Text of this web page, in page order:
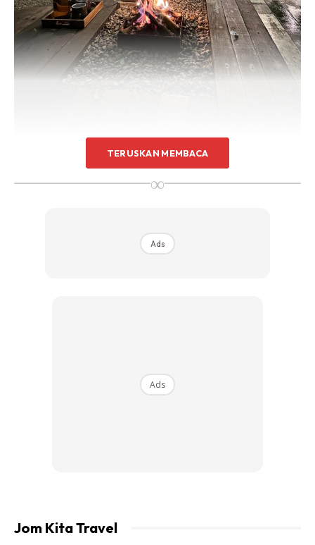
1. Ada dua khemah utama, dua outdoor toilet. Dalam bilik
ada aircond. Semua complete siap ada hairdryer, games
TERUSKAN MEMBACA
∞
Ads
Ads
Jom Kita Travel